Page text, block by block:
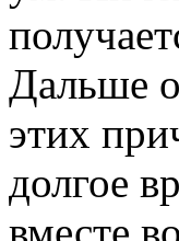
Дальше
этих
долгое
вместе